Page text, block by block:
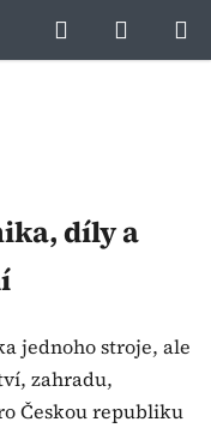
Hledat
KOŠÍK
díly a
jednoho stroje, ale
zahradu,
Českou republiku